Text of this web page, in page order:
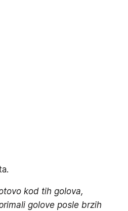
kod tih golova,
golove posle brzih